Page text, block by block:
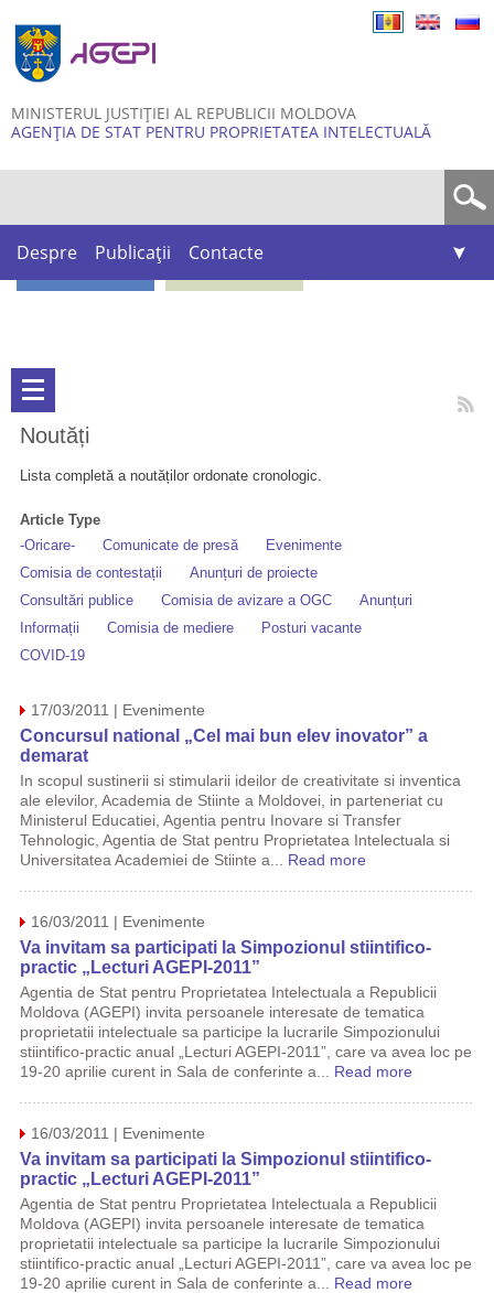
MINISTERUL JUSTIȚIEI AL REPUBLICII MOLDOVA
AGENȚIA DE STAT PENTRU PROPRIETATEA INTELECTUALĂ
Despre Publicații Contacte
Noutăți
Lista completă a noutăților ordonate cronologic.
Article Type
-Oricare-
Comunicate de presă
Evenimente
Comisia de contestații
Anunțuri de proiecte
Consultări publice
Comisia de avizare a OGC
Anunțuri
Informații
Comisia de mediere
Posturi vacante
COVID-19
17/03/2011 | Evenimente
Concursul national „Cel mai bun elev inovator” a
demarat
In scopul sustinerii si stimularii ideilor de creativitate si inventica
ale elevilor, Academia de Stiinte a Moldovei, in parteneriat cu
Ministerul Educatiei, Agentia pentru Inovare si Transfer
Tehnologic, Agentia de Stat pentru Proprietatea Intelectuala si
Universitatea Academiei de Stiinte a... Read more
16/03/2011 | Evenimente
Va invitam sa participati la Simpozionul stiintifico-
practic „Lecturi AGEPI-2011”
Agentia de Stat pentru Proprietatea Intelectuala a Republicii
Moldova (AGEPI) invita persoanele interesate de tematica
proprietatii intelectuale sa participe la lucrarile Simpozionului
stiintifico-practic anual „Lecturi AGEPI-2011”, care va avea loc pe
19-20 aprilie curent in Sala de conferinte a... Read more
16/03/2011 | Evenimente
Va invitam sa participati la Simpozionul stiintifico-
practic „Lecturi AGEPI-2011”
Agentia de Stat pentru Proprietatea Intelectuala a Republicii
Moldova (AGEPI) invita persoanele interesate de tematica
proprietatii intelectuale sa participe la lucrarile Simpozionului
stiintifico-practic anual „Lecturi AGEPI-2011”, care va avea loc pe
19-20 aprilie curent in Sala de conferinte a... Read more